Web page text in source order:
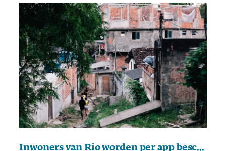
Inwoners van Rio worden per app beschermd tegen verdwaalde kogels